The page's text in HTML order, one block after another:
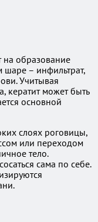
на образование
шаре – инфильтрат,
Учитывая
кератит может быть
основной
слоях роговицы,
или переходом
тело.
сама по себе.